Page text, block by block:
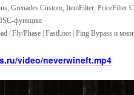
Grenades Custom, ItemFilter, PriceFilter
функции:
| Fly/Phase | FastLoot | Ping Bypass и
video/neverwineft.mp4